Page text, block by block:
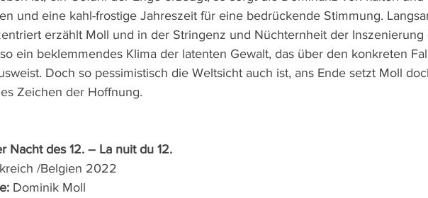
und eine kahl-frostige Jahreszeit für eine bedrückende Stimmung.
erzählt Moll und in der Stringenz und Nüchternheit der Inszenierung
ein beklemmendes Klima der latenten Gewalt, das über den konkreten
Doch so pessimistisch die Weltsicht auch ist, ans Ende setzt Moll
Zeichen der Hoffnung.
Nacht des 12. – La nuit du 12.
/Belgien 2022
Dominik Moll